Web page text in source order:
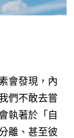
會發現，內
們不敢去嘗
執著於「自
離、甚至彼